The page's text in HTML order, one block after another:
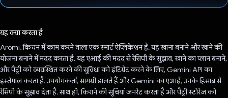
यह क्या करता है
Aromi, किचन में काम करने वाला एक स्मार्ट ऐप्लिकेशन है. यह खाना बनाने और खाने की
योजना बनाने में मदद करता है. यह एआई की मदद से रेसिपी के सुझाव, खाने का प्लान बनाने,
और पैंट्री को व्यवस्थित करने की सुविधा को इंटिग्रेट करने के लिए, Gemini API का
इस्तेमाल करता है. उपयोगकर्ता, सामग्री डालते हैं और Gemini का एआई, उनके हिसाब से
रेसिपी के सुझाव देता है. साथ ही, किराने की सूचियां जनरेट करता है और पैंट्री स्टोरेज को